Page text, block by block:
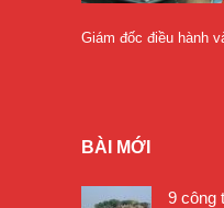
Giám đốc điều hành
BÀI MỚI
9 công